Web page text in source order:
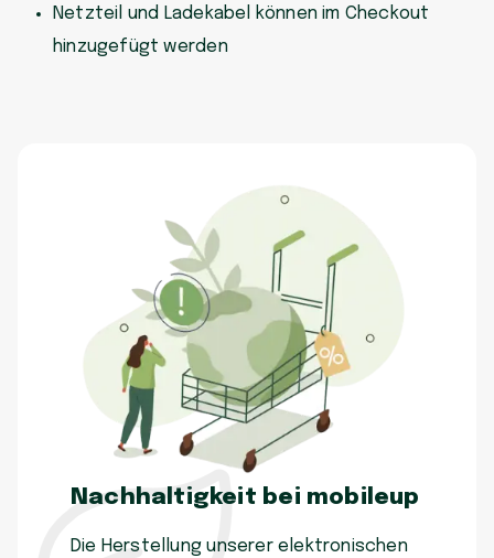
Netzteil und Ladekabel können im Checkout
hinzugefügt werden
Nachhaltigkeit bei mobileup
Die Herstellung unserer elektronischen